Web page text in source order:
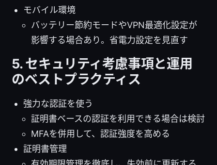
モバイル環境
バッテリー節約モードやVPN最適化設定が
影響する場合あり。省電力設定を見直す
5. セキュリティ考慮事項と運用
のベストプラクティス
強力な認証を使う
証明書ベースの認証を利用できる場合は検討
MFAを併用して、認証強度を高める
証明書管理